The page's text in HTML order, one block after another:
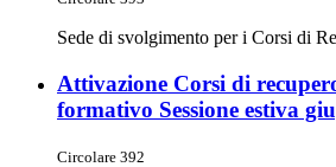
Sede di svolgimento per i Corsi di
Attivazione Corsi di
formativo Sessione estiva
Circolare 392